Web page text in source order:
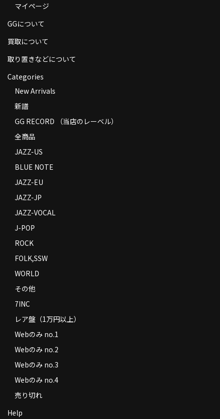
お支払い方法
返品
特定商取引法に基づく表示
Contact
マイページ
GGについて
買取について
取り置きなどについて
Categories
New Arrivals
新譜
GG RECORD （当店のレーベル）
全商品
JAZZ-US
BLUE NOTE
JAZZ-EU
JAZZ-JP
JAZZ-VOCAL
J-POP
ROCK
FOLK,SSW
WORLD
その他
7INC
レア盤（1万円以上）
Webのみ no.1
Webのみ no.2
Webのみ no.3
Webのみ no.4
売り切れ
Help